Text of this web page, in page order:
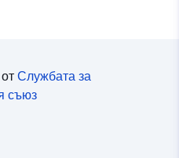
Службата за
съюз